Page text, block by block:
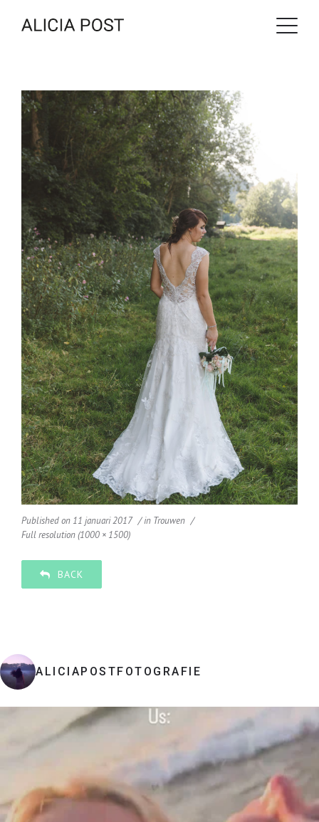
Published on 11 januari 2017 in Trouwen
Full resolution (1000 × 1500)
BACK
ALICIAPOSTFOTOGRAFIE